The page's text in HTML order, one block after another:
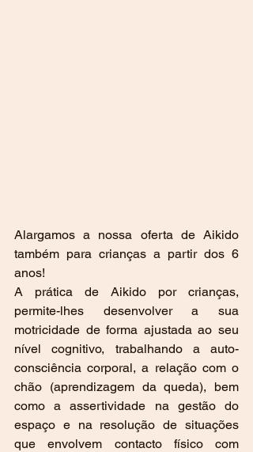
Alargamos a nossa oferta de Aikido
também para crianças a partir dos 6
anos!
A prática de Aikido por crianças,
permite-lhes desenvolver a sua
motricidade de forma ajustada ao seu
nível cognitivo, trabalhando a auto-
consciência corporal, a relação com o
chão (aprendizagem da queda), bem
como a assertividade na gestão do
espaço e na resolução de situações
que envolvem contacto físico com